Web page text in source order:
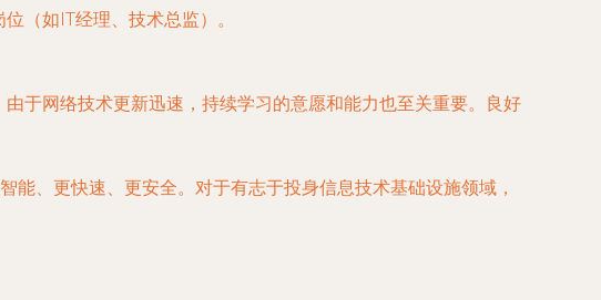
（如IT经理、技术总监）。
于网络技术更新迅速，持续学习的意愿和能力也至关重要。良好
能、更快速、更安全。对于有志于投身信息技术基础设施领域，